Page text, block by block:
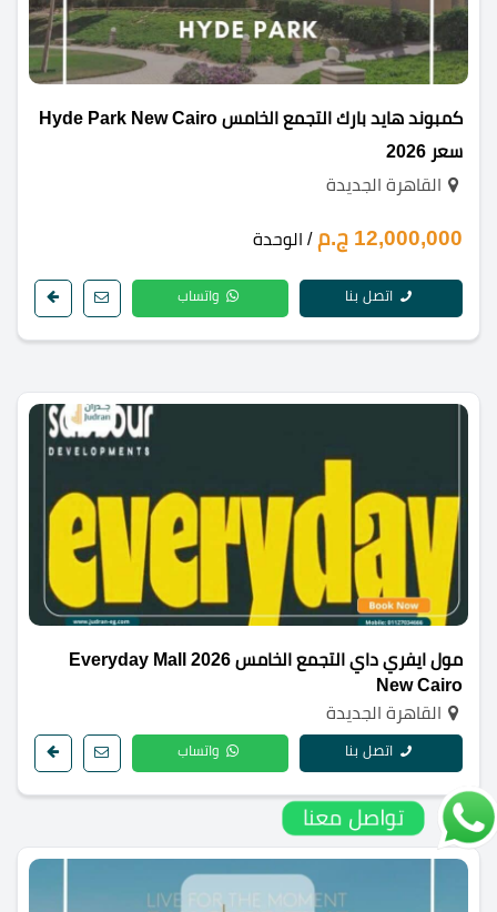
كمبوند هايد بارك التجمع الخامس Hyde Park New Cairo
سعر 2026
القاهرة الجديدة
12,000,000 ج.م / الوحدة
اتصل بنا واتساب
مول ايفري داي التجمع الخامس 2026 Everyday Mall
New Cairo
القاهرة الجديدة
اتصل بنا واتساب
تواصل معنا